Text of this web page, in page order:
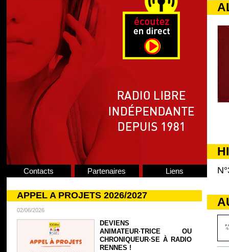
Contacts Partenaires Liens
APPEL A PROJETS 2026/2027
02/06/2026
DEVIENS
ANIMATEUR·TRICE OU
CHRONIQUEUR·SE À RADIO
RENNES !